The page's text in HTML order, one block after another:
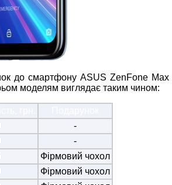
до смартфону ASUS ZenFone Max
моделям виглядає таким чином:
-
-
Фірмовий чохол
Фірмовий чохол